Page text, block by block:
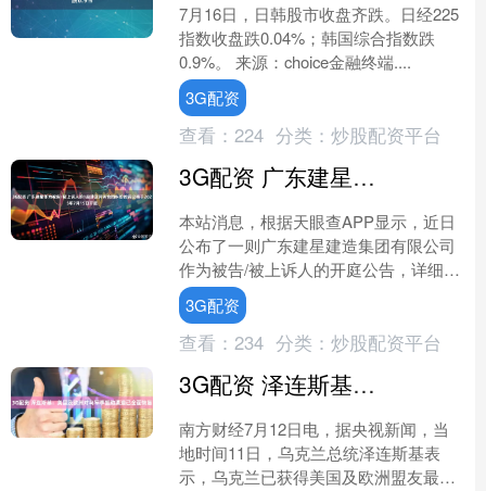
7月16日，日韩股市收盘齐跌。日经225
指数收盘跌0.04%；韩国综合指数跌
0.9%。 来源：choice金融终端....
3G配资
查看： 224 分类： 炒股配资平台
3G配资 广东建星作为被告/被上诉人的1起涉及劳务合同纠纷的诉讼将于2025年7月15日开庭
本站消息，根据天眼查APP显示，近日
公布了一则广东建星建造集团有限公司
作为被告/被上诉人的开庭公告，详细内
容如下： 案号：（2025）粤0402民初
9954号审....
3G配资
查看： 234 分类： 炒股配资平台
3G配资 泽连斯基：美国及欧洲对乌军事援助渠道已全面恢复
南方财经7月12日电，据央视新闻，当
地时间11日，乌克兰总统泽连斯基表
示，乌克兰已获得美国及欧洲盟友最高